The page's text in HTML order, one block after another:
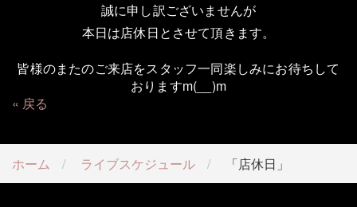
誠に申し訳ございませんが
本日は店休日とさせて頂きます。
皆様のまたのご来店をスタッフ一同楽しみにお待ちして
おりますm(__)m
戻る
ホーム ライブスケジュール 「店休日」